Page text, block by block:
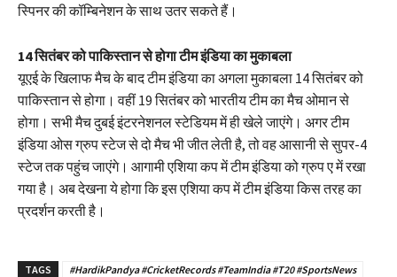
स्पिनर की कॉम्बिनेशन के साथ उतर सकते हैं।
14 सितंबर को पाकिस्तान से होगा टीम इंडिया का मुकाबला
यूएई के खिलाफ मैच के बाद टीम इंडिया का अगला मुकाबला 14 सितंबर को
पाकिस्तान से होगा। वहीं 19 सितंबर को भारतीय टीम का मैच ओमान से
होगा। सभी मैच दुबई इंटरनेशनल स्टेडियम में ही खेले जाएंगे। अगर टीम
इंडिया ओस ग्रुप स्टेज से दो मैच भी जीत लेती है, तो वह आसानी से सुपर-4
स्टेज तक पहुंच जाएंगे। आगामी एशिया कप में टीम इंडिया को ग्रुप ए में रखा
गया है। अब देखना ये होगा कि इस एशिया कप में टीम इंडिया किस तरह का
प्रदर्शन करती है।
TAGS #HardikPandya #CricketRecords #TeamIndia #T20 #SportsNews